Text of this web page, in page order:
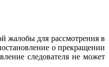
жалобы для рассмотрения в
о прекращении
следователя не может